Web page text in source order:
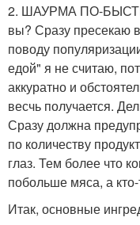
2. ШАУРМА ПО-
вы? Сразу пресекаю
поводу
едой" я не считаю,
аккуратно и
весчь получается.
Сразу должна
по количеству
глаз. Тем более что
побольше мяса, а
Итак, основные